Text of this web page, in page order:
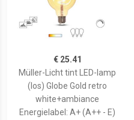
€ 25.41
Müller-Licht tint LED-lamp
(los) Globe Gold retro
white+ambiance
Energielabel: A+ (A++ - E)